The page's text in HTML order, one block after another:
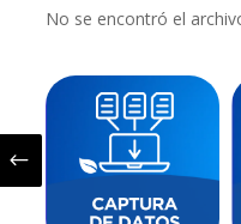
No se encontró el
#